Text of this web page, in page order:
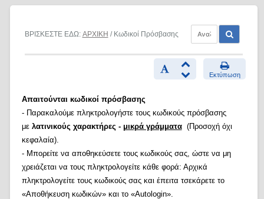
ΒΡΙΣΚΕΣΤΕ ΕΔΩ: ΑΡΧΙΚΗ / Κωδικοί Πρόσβασης
Εκτύπωση
Απαιτούνται κωδικοί πρόσβασης
- Παρακαλούμε πληκτρολογήστε τους κωδικούς πρόσβασης
με λατινικούς χαρακτήρες - μικρά γράμματα(Προσοχή όχι
κεφαλαία).
- Μπορείτε να αποθηκεύσετε τους κωδικούς σας, ώστε να μη
χρειάζεται να τους πληκτρολογείτε κάθε φορά: Αρχικά
πληκτρολογείτε τους κωδικούς σας και έπειτα τσεκάρετε το
«Αποθήκευση κωδικών» και το «Autologin».